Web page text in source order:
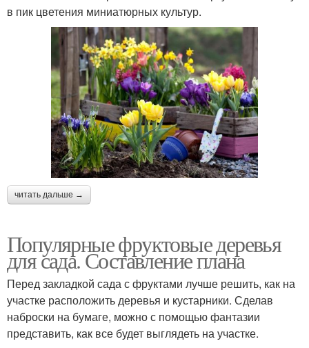
в пик цветения миниатюрных культур.
читать дальше →
Популярные фруктовые деревья
для сада. Составление плана
Перед закладкой сада с фруктами лучше решить, как на
участке расположить деревья и кустарники. Сделав
наброски на бумаге, можно с помощью фантазии
представить, как все будет выглядеть на участке.